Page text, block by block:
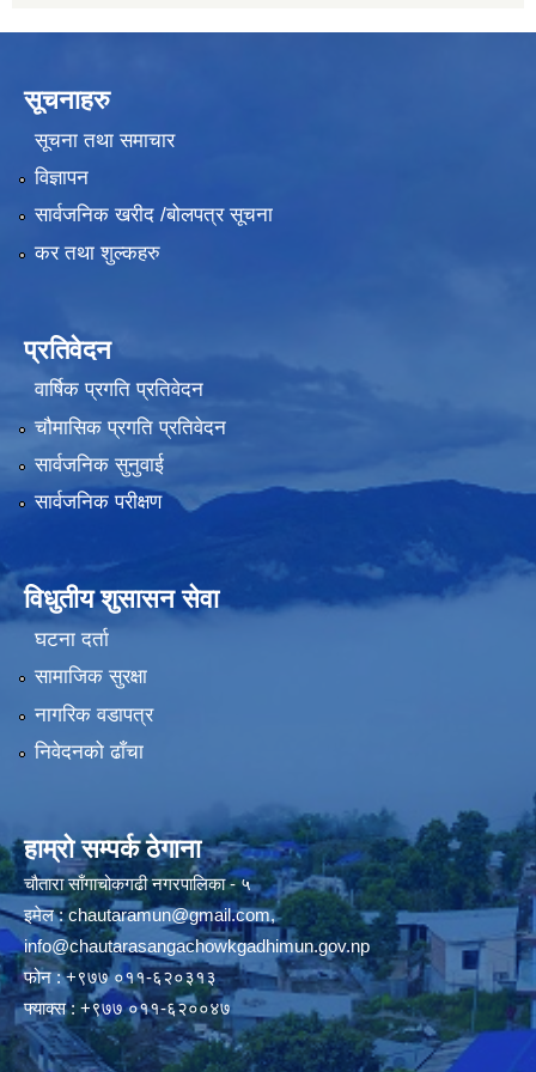
सूचनाहरु
सूचना तथा समाचार
विज्ञापन
सार्वजनिक खरीद /बोलपत्र सूचना
कर तथा शुल्कहरु
प्रतिवेदन
वार्षिक प्रगति प्रतिवेदन
चौमासिक प्रगति प्रतिवेदन
सार्वजनिक सुनुवाई
सार्वजनिक परीक्षण
विधुतीय शुसासन सेवा
घटना दर्ता
सामाजिक सुरक्षा
नागरिक वडापत्र
निवेदनको ढाँचा
हाम्रो सम्पर्क ठेगाना
चौतारा साँगाचोकगढी नगरपालिका - ५
इमेल :chautaramun@gmail.com,
info@chautarasangachowkgadhimun.gov.np
फोन : +९७७ ०११-६२०३१३
फ्याक्स : +९७७ ०११-६२००४७